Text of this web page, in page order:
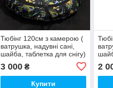
Тюбінг 120см з камерою (
ватрушка, надувні сані,
шайба, таблетка для снігу)
3 000₴
Купити
2